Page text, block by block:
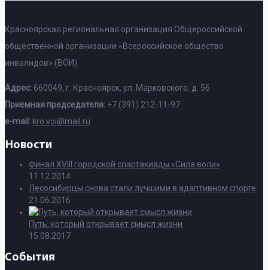
Красноярская региональная организация Общероссийской
общественной организации «Всероссийское общество
инвалидов» (ВОИ).
Адрес: 660049, г. Красноярск, ул. Марковского, д. 56
Приемная председателя: +7 (391) 212-11-97
e-mail: kro.voi@mail.ru
Новости
Финал XVIII городской спартакиады «Сила воли»
11.12.2014
Лесосибирцы снова стали лучшими в адаптивном спорте
21.06.2016
Путь, который открывает смысл жизни
15.08.2017
События